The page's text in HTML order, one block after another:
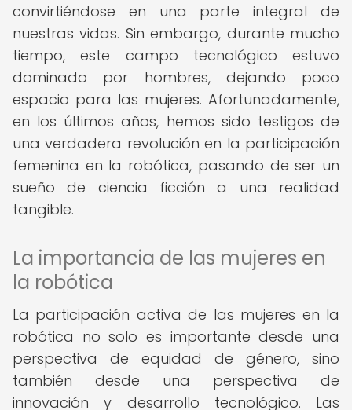
convirtiéndose en una parte integral de
nuestras vidas. Sin embargo, durante mucho
tiempo, este campo tecnológico estuvo
dominado por hombres, dejando poco
espacio para las mujeres. Afortunadamente,
en los últimos años, hemos sido testigos de
una verdadera revolución en la participación
femenina en la robótica, pasando de ser un
sueño de ciencia ficción a una realidad
tangible.
La importancia de las mujeres en
la robótica
La participación activa de las mujeres en la
robótica no solo es importante desde una
perspectiva de equidad de género, sino
también desde una perspectiva de
innovación y desarrollo tecnológico. Las